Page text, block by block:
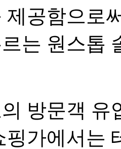
제공함으로
는 원스톱
방문객 유
핑가에서는